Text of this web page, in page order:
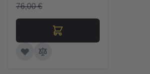
76,00 €